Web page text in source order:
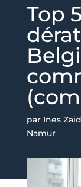
Top
par Ines
Namur